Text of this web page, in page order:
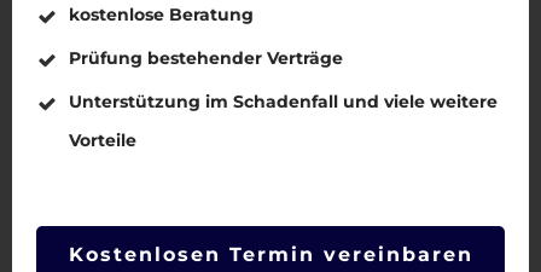
✉️ E-Mail
kostenlose Beratung
Prüfung bestehender Verträge
Unterstützung im Schadenfall und viele weitere
Vorteile
Kostenlosen Termin vereinbaren